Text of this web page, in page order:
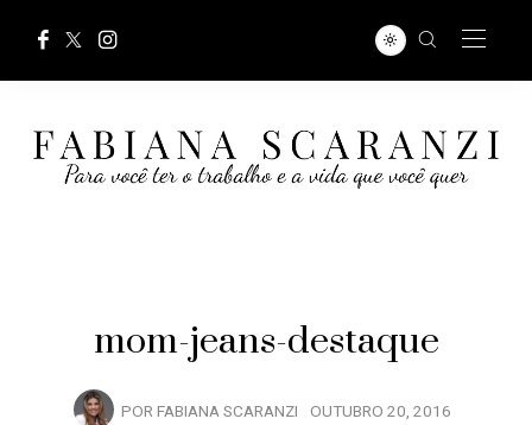
mom-jeans-destaque
POR FABIANA SCARANZI OUTUBRO 20, 2016